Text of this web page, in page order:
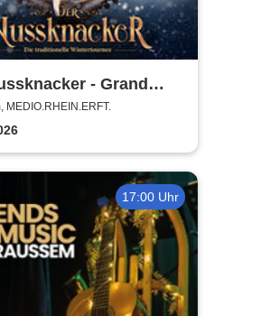
- Grand
Ballet - Die
Wintertournee
MEDIO.RHEIN.ERFT.
17:00 Uhr